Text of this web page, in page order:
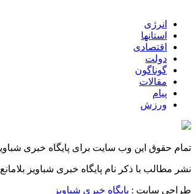
انرژی
استانها
اقتصادی
دولت
گوناگون
مقالات
پیام
ورزش
تمام حقوق این وب سایت برای پایگاه خبری
نشر مطالب با ذکر نام پایگاه خبری شباویز
طراحی سایت : پایگاه خبری شباویز